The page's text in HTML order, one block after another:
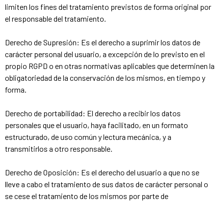
limiten los fines del tratamiento previstos de forma original por
el responsable del tratamiento.
Derecho de Supresión: Es el derecho a suprimir los datos de
carácter personal del usuario, a excepción de lo previsto en el
propio RGPD o en otras normativas aplicables que determinen la
obligatoriedad de la conservación de los mismos, en tiempo y
forma.
Derecho de portabilidad: El derecho a recibir los datos
personales que el usuario, haya facilitado, en un formato
estructurado, de uso común y lectura mecánica, y a
transmitirlos a otro responsable.
Derecho de Oposición: Es el derecho del usuario a que no se
lleve a cabo el tratamiento de sus datos de carácter personal o
se cese el tratamiento de los mismos por parte de